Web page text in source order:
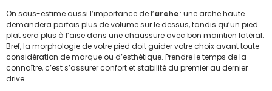
On sous-estime aussi l’importance de l’arche: une arche haute
demandera parfois plus de volume sur le dessus, tandis qu’un pied
plat sera plus à l’aise dans une chaussure avec bon maintien latéral.
Bref, la morphologie de votre pied doit guider votre choix avant toute
considération de marque ou d’esthétique. Prendre le temps de la
connaître, c’est s’assurer confort et stabilité du premier au dernier
drive.